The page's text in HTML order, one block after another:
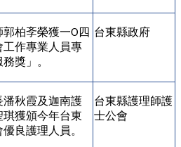
柏斈榮獲一O 四
作專業人員專
獎」。
台東縣政府
秋霞及迦南護
獲頒今年台東
良護理人員。
台東縣護理師護
士公會